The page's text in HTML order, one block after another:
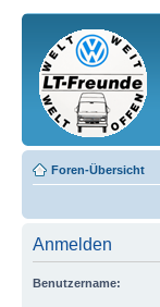
Foren-Übersicht
Anmelden
Benutzername: